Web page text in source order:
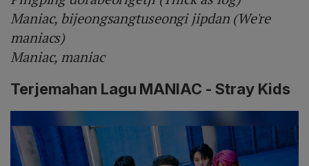
Maniac, bijeongsangtuseongi jipdan (We're
maniacs)
Maniac, maniac
Terjemahan Lagu MANIAC - Stray Kids